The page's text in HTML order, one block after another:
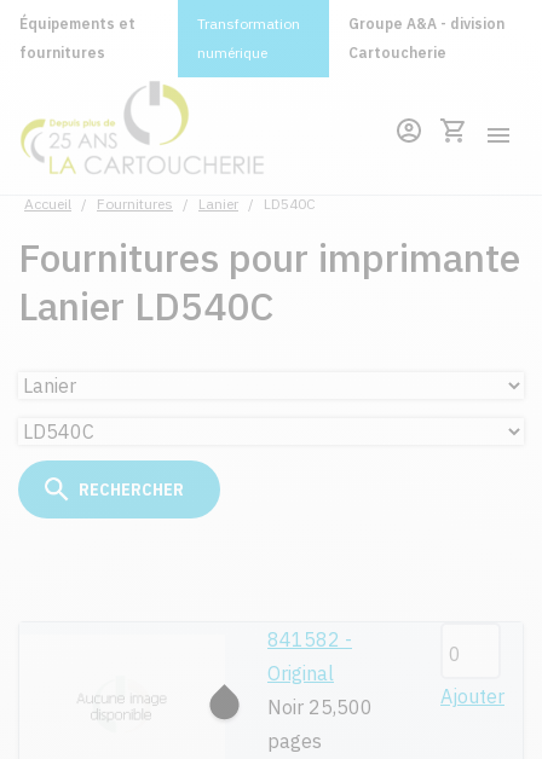
Équipements et
fournitures
Transformation
numérique
Groupe A&A - division
Cartoucherie
Accueil / Fournitures / Lanier / LD540C
Fournitures pour imprimante
Lanier LD540C
841582 -
Original
Noir 25,500
pages
Ajouter